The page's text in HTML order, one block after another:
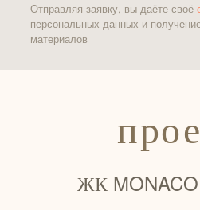
Отправляя заявку, вы даёте своё
персональных данных и
материалов
ЖК